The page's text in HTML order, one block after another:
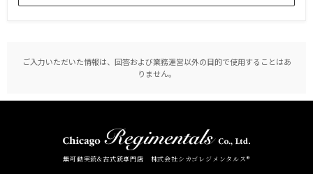
ご入力いただいた情報は、回答および業務運営以外の目的で使用することはあ
りません。
無可動実銃&古式銃専門店 株式会社シカゴレジメンタルス®